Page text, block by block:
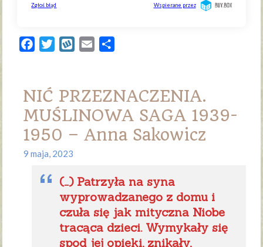
FacebookTwitterWykopEmail
NIĆ PRZEZNACZENIA.
MUŚLINOWA SAGA 1939-
1950 – Anna Sakowicz
9 maja, 2023
(…) Patrzyła na syna
wyprowadzanego z domu i
czuła się jak mityczna Niobe
tracąca dzieci. Wymykały się
spod jej opieki, znikały,